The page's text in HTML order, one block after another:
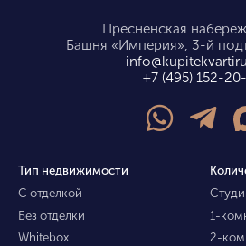
Пресненская
Башня «Империя», 3-й
+7 (495) 152-
Тип недвижимости
С отделкой
Без отделки
Whitebox
1-
2-